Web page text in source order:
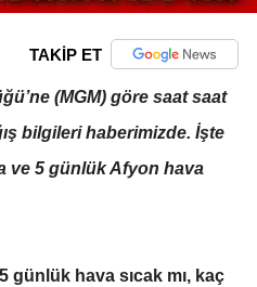
TAKİP ET
(MGM) göre saat saat
bilgileri haberimizde. İşte
ve 5 günlük Afyon hava
günlük hava sıcak mı, kaç